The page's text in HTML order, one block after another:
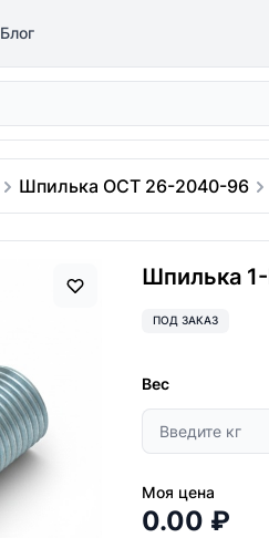
Блог
Шпилька ОСТ 26-2040-96
Шпилька
ПОД ЗАКАЗ
Вес
Моя цена
0.00 ₽